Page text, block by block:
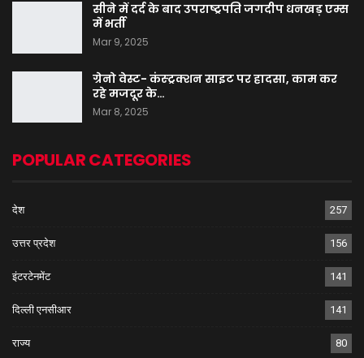
सीने में दर्द के बाद उपराष्ट्रपति जगदीप धनखड़ एम्स
में भर्ती
Mar 9, 2025
ग्रेनो वेस्ट- कंस्ट्रक्शन साइट पर हादसा, काम कर
रहे मजदूर के…
Mar 8, 2025
POPULAR CATEGORIES
देश 257
उत्तर प्रदेश 156
इंटरटेनमेंट 141
दिल्ली एनसीआर 141
राज्य 80